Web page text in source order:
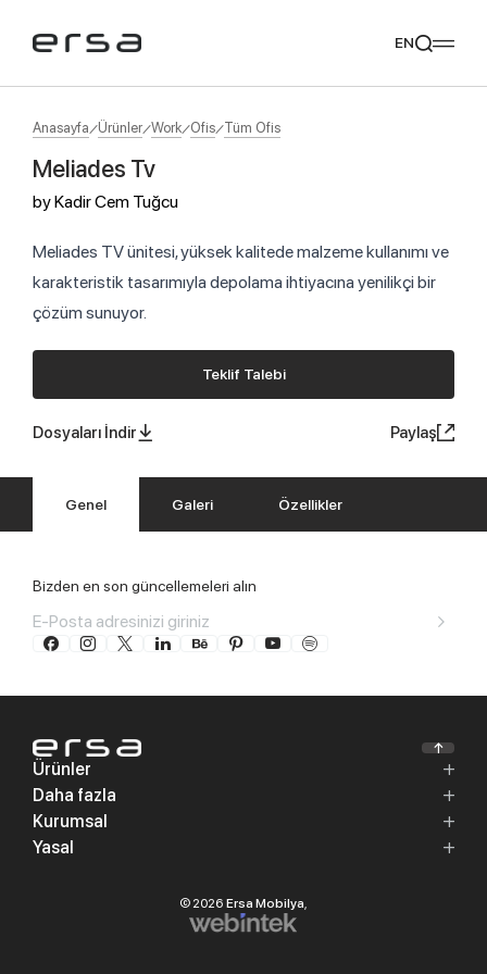
Popular searches
Tavsiye Ediyoruz
EN
Anasayfa Ürünler Work Ofis Tüm Ofis
Meliades Tv
byKadir Cem Tuğcu
Meliades TV ünitesi, yüksek kalitede malzeme kullanımı ve
karakteristik tasarımıyla depolama ihtiyacına yenilikçi bir
çözüm sunuyor.
Teklif Talebi
Dosyaları İndir Paylaş
Genel Galeri Özellikler
Bizden en son güncellemeleri alın
Ürünler
Daha fazla
Kurumsal
Yasal
© 2026 Ersa Mobilya,